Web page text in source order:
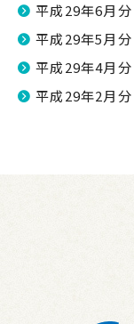
平成29年6月分
平成29年5月分
平成29年4月分
平成29年2月分